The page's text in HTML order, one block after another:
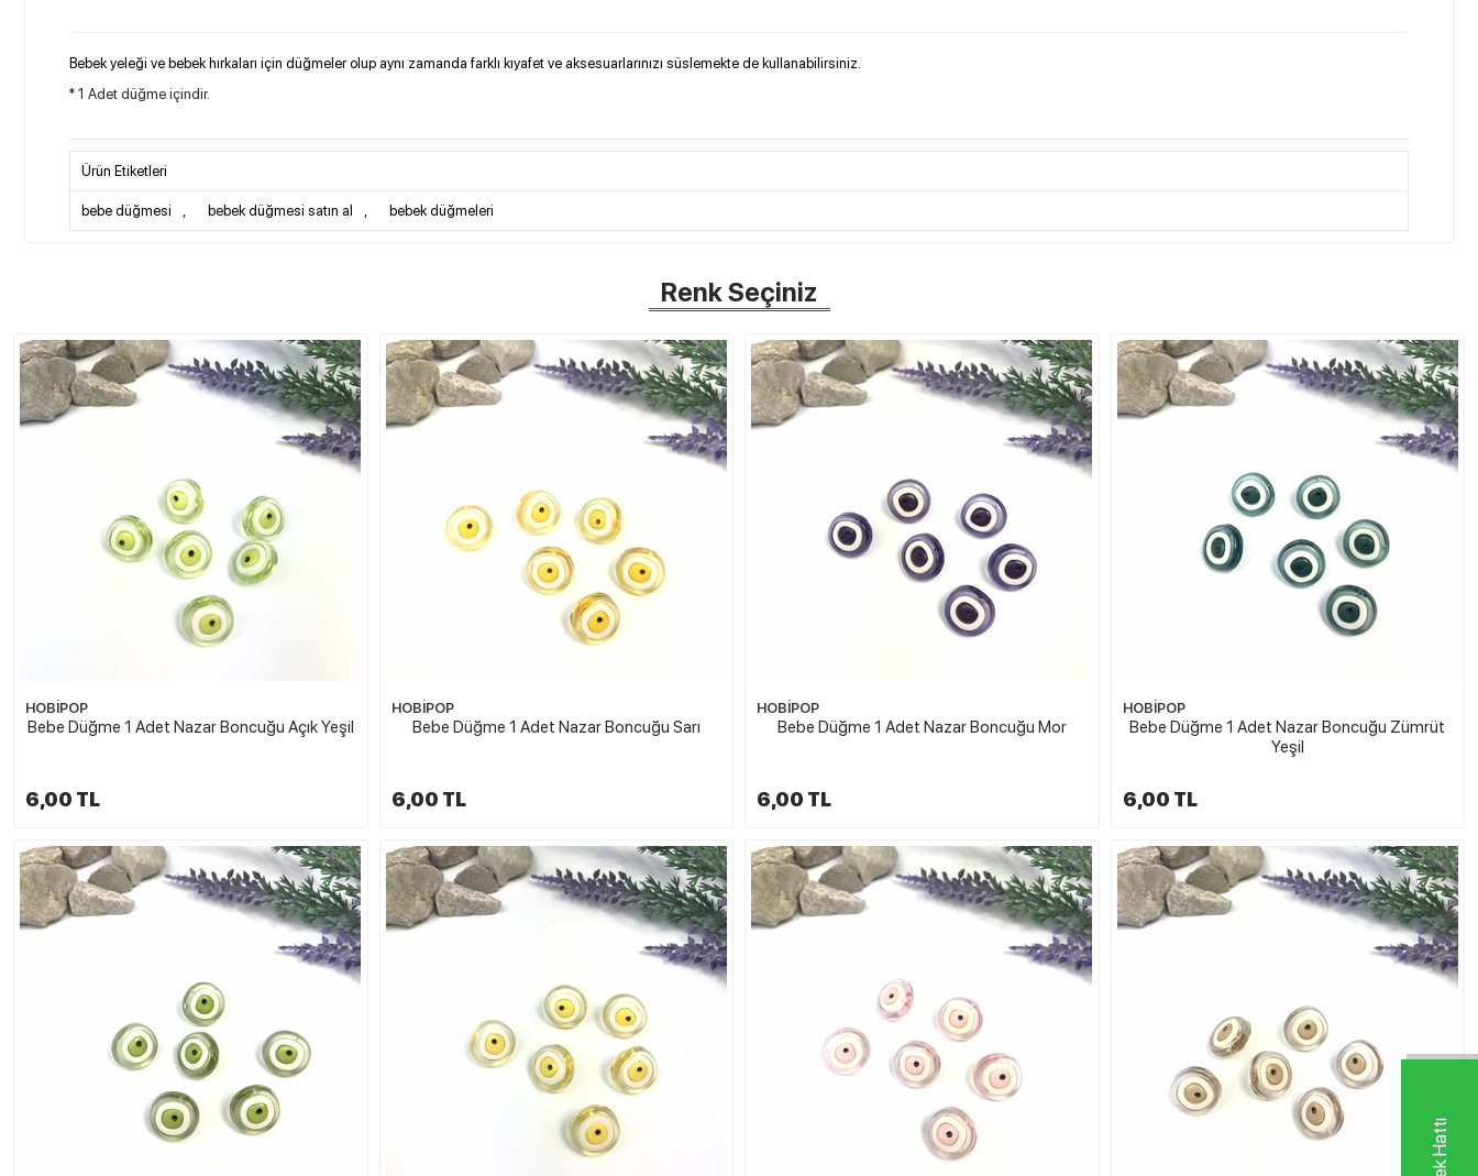
Bebek yeleği ve bebek hırkaları için düğmeler olup aynı zamanda farklı kıyafet ve aksesuarlarınızı süslemekte de kullanabilirsiniz.
* 1 Adet düğme içindir.
Ürün Etiketleri
bebe düğmesi , bebek düğmesi satın al , bebek düğmeleri
Renk Seçiniz
HOBİPOP
Bebe Düğme 1 Adet Nazar Boncuğu Açık Yeşil
6,00 TL
HOBİPOP
Bebe Düğme 1 Adet Nazar Boncuğu Sarı
6,00 TL
HOBİPOP
Bebe Düğme 1 Adet Nazar Boncuğu Mor
6,00 TL
HOBİPOP
Bebe Düğme 1 Adet Nazar Boncuğu Zümrüt
Yeşil
6,00 TL